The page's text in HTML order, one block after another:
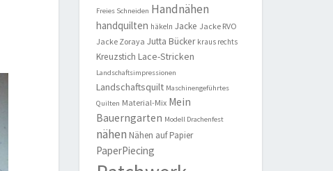
Freies Schneiden Handnähen
handquilten häkeln Jacke Jacke RVO
Jacke Zoraya Jutta Bücker kraus rechts
Kreuzstich Lace-Stricken
Landschaftsimpressionen
Landschaftsquilt Maschinengeführtes
Quilten Material-Mix Mein
Bauerngarten Modell Drachenfest
nähen Nähen auf Papier
PaperPiecing